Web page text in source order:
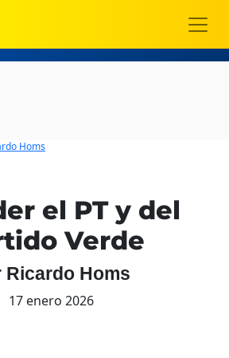
Homs
el PT y del
Verde
Ricardo Homs
17 enero 2026